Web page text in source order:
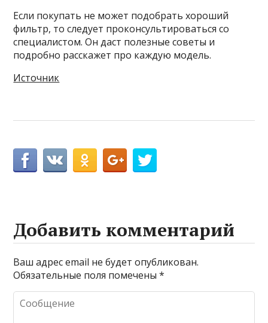
Если покупать не может подобрать хороший
фильтр, то следует проконсультироваться со
специалистом. Он даст полезные советы и
подробно расскажет про каждую модель.
Источник
Добавить комментарий
Ваш адрес email не будет опубликован.
Обязательные поля помечены*